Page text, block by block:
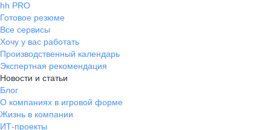
hh PRO
Готовое резюме
Все сервисы
Хочу у вас работать
Производственный календарь
Экспертная рекомендация
Новости и статьи
Блог
О компаниях в игровой форме
Жизнь в компании
ИТ-проекты